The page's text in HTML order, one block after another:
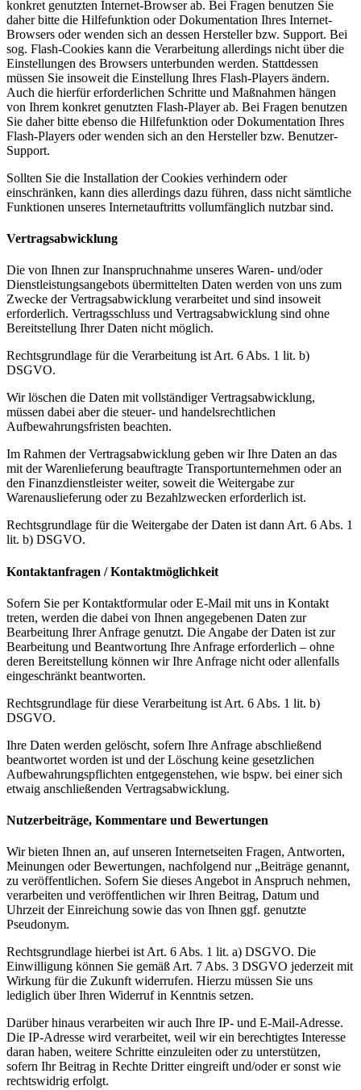
konkret genutzten Internet-Browser ab. Bei Fragen benutzen Sie
daher bitte die Hilfefunktion oder Dokumentation Ihres Internet-
Browsers oder wenden sich an dessen Hersteller bzw. Support. Bei
sog. Flash-Cookies kann die Verarbeitung allerdings nicht über die
Einstellungen des Browsers unterbunden werden. Stattdessen
müssen Sie insoweit die Einstellung Ihres Flash-Players ändern.
Auch die hierfür erforderlichen Schritte und Maßnahmen hängen
von Ihrem konkret genutzten Flash-Player ab. Bei Fragen benutzen
Sie daher bitte ebenso die Hilfefunktion oder Dokumentation Ihres
Flash-Players oder wenden sich an den Hersteller bzw. Benutzer-
Support.
Sollten Sie die Installation der Cookies verhindern oder
einschränken, kann dies allerdings dazu führen, dass nicht sämtliche
Funktionen unseres Internetauftritts vollumfänglich nutzbar sind.
Vertragsabwicklung
Die von Ihnen zur Inanspruchnahme unseres Waren- und/oder
Dienstleistungsangebots übermittelten Daten werden von uns zum
Zwecke der Vertragsabwicklung verarbeitet und sind insoweit
erforderlich. Vertragsschluss und Vertragsabwicklung sind ohne
Bereitstellung Ihrer Daten nicht möglich.
Rechtsgrundlage für die Verarbeitung ist Art. 6 Abs. 1 lit. b)
DSGVO.
Wir löschen die Daten mit vollständiger Vertragsabwicklung,
müssen dabei aber die steuer- und handelsrechtlichen
Aufbewahrungsfristen beachten.
Im Rahmen der Vertragsabwicklung geben wir Ihre Daten an das
mit der Warenlieferung beauftragte Transportunternehmen oder an
den Finanzdienstleister weiter, soweit die Weitergabe zur
Warenauslieferung oder zu Bezahlzwecken erforderlich ist.
Rechtsgrundlage für die Weitergabe der Daten ist dann Art. 6 Abs. 1
lit. b) DSGVO.
Kontaktanfragen / Kontaktmöglichkeit
Sofern Sie per Kontaktformular oder E-Mail mit uns in Kontakt
treten, werden die dabei von Ihnen angegebenen Daten zur
Bearbeitung Ihrer Anfrage genutzt. Die Angabe der Daten ist zur
Bearbeitung und Beantwortung Ihre Anfrage erforderlich – ohne
deren Bereitstellung können wir Ihre Anfrage nicht oder allenfalls
eingeschränkt beantworten.
Rechtsgrundlage für diese Verarbeitung ist Art. 6 Abs. 1 lit. b)
DSGVO.
Ihre Daten werden gelöscht, sofern Ihre Anfrage abschließend
beantwortet worden ist und der Löschung keine gesetzlichen
Aufbewahrungspflichten entgegenstehen, wie bspw. bei einer sich
etwaig anschließenden Vertragsabwicklung.
Nutzerbeiträge, Kommentare und Bewertungen
Wir bieten Ihnen an, auf unseren Internetseiten Fragen, Antworten,
Meinungen oder Bewertungen, nachfolgend nur „Beiträge genannt,
zu veröffentlichen. Sofern Sie dieses Angebot in Anspruch nehmen,
verarbeiten und veröffentlichen wir Ihren Beitrag, Datum und
Uhrzeit der Einreichung sowie das von Ihnen ggf. genutzte
Pseudonym.
Rechtsgrundlage hierbei ist Art. 6 Abs. 1 lit. a) DSGVO. Die
Einwilligung können Sie gemäß Art. 7 Abs. 3 DSGVO jederzeit mit
Wirkung für die Zukunft widerrufen. Hierzu müssen Sie uns
lediglich über Ihren Widerruf in Kenntnis setzen.
Darüber hinaus verarbeiten wir auch Ihre IP- und E-Mail-Adresse.
Die IP-Adresse wird verarbeitet, weil wir ein berechtigtes Interesse
daran haben, weitere Schritte einzuleiten oder zu unterstützen,
sofern Ihr Beitrag in Rechte Dritter eingreift und/oder er sonst wie
rechtswidrig erfolgt.